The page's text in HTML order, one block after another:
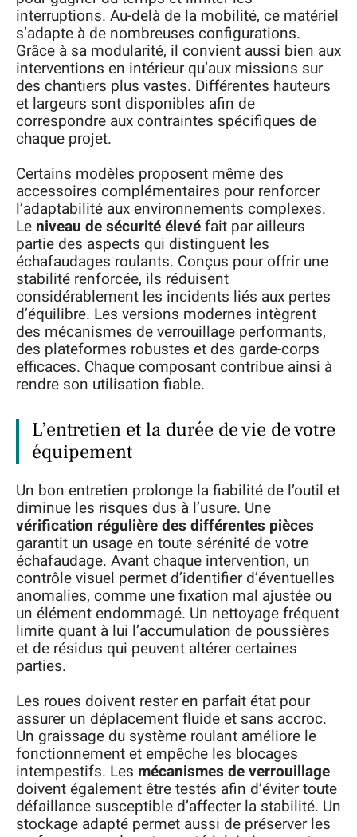
interruptions. Au-delà de la mobilité, ce matériel
s’adapte à de nombreuses configurations.
Grâce à sa modularité, il convient aussi bien aux
interventions en intérieur qu’aux missions sur
des chantiers plus vastes. Différentes hauteurs
et largeurs sont disponibles afin de
correspondre aux contraintes spécifiques de
chaque projet.
Certains modèles proposent même des
accessoires complémentaires pour renforcer
l’adaptabilité aux environnements complexes.
Le niveau de sécurité élevéfait par ailleurs
partie des aspects qui distinguent les
échafaudages roulants. Conçus pour offrir une
stabilité renforcée, ils réduisent
considérablement les incidents liés aux pertes
d’équilibre. Les versions modernes intègrent
des mécanismes de verrouillage performants,
des plateformes robustes et des garde-corps
efficaces. Chaque composant contribue ainsi à
rendre son utilisation fiable.
L’entretien et la durée de vie de votre
équipement
Un bon entretien prolonge la fiabilité de l’outil et
diminue les risques dus à l’usure. Une
vérification régulière des différentes pièces
garantit un usage en toute sérénité de votre
échafaudage. Avant chaque intervention, un
contrôle visuel permet d’identifier d’éventuelles
anomalies, comme une fixation mal ajustée ou
un élément endommagé. Un nettoyage fréquent
limite quant à lui l’accumulation de poussières
et de résidus qui peuvent altérer certaines
parties.
Les roues doivent rester en parfait état pour
assurer un déplacement fluide et sans accroc.
Un graissage du système roulant améliore le
fonctionnement et empêche les blocages
intempestifs. Les mécanismes de verrouillage
doivent également être testés afin d’éviter toute
défaillance susceptible d’affecter la stabilité. Un
stockage adapté permet aussi de préserver les